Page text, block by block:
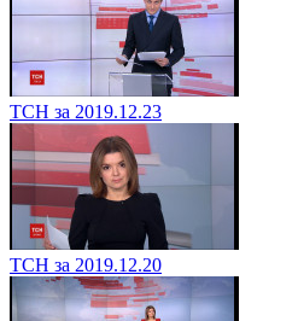
ТСН за 2019.12.23
ТСН за 2019.12.20